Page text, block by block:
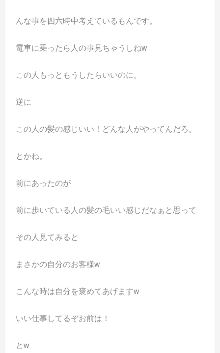
んな事を四六時中考えているもんです。
電車に乗ったら人の事見ちゃうしねw
この人もっともうしたらいいのに。
逆に
この人の髪の感じいい！どんな人がやってんだろ。
とかね。
前にあったのが
前に歩いている人の髪の毛いい感じだなぁと思って
その人見てみると
まさかの自分のお客様w
こんな時は自分を褒めてあげますw
いい仕事してるぞお前は！
とw